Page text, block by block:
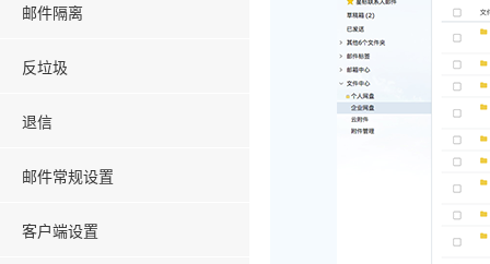
邮件隔离
反垃圾
退信
邮件常规设置
客户端设置